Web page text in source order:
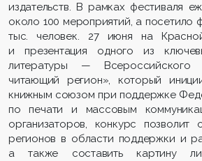
издательств. В рамках фестиваля
около 100 мероприятий, а посетило
тыс. человек. 27 июня на
и презентация одного из
литературы — Всероссийского
читающий регион», который
книжным союзом при поддержке
по печати и массовым
организаторов, конкурс позволит
регионов в области поддержки и
а также составить картину